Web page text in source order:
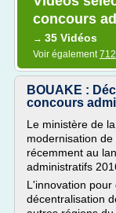
concours
→ 35 Vidéos
Voir également
BOUAKE :
concours
Le ministère de
modernisation
récemment au
administratifs
L'innovation pour
décentralisation